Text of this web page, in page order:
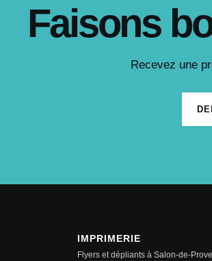
Faisons
Recevez une
IMPRIMERIE
Flyers et dépliants à Salon-de-